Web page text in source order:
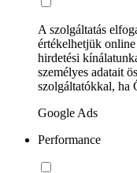
A szolgáltatás
értékelhetjük
hirdetési
személyes adatait
szolgáltatókkal, ha
Google Ads
Performance